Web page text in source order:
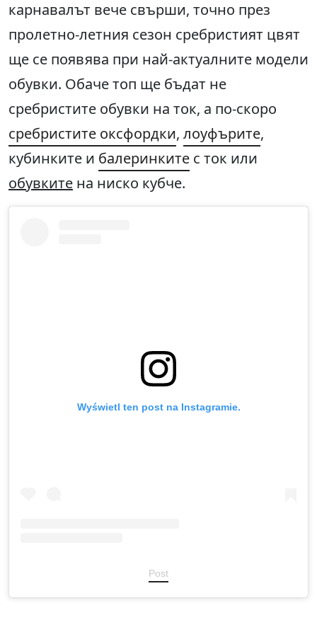
карнавалът вече свърши, точно през
пролетно-летния сезон сребристият цвят
ще се появява при най-актуалните модели
обувки. Обаче топ ще бъдат не
сребристите обувки на ток, а по-скоро
сребристите оксфордки, лоуфърите,
кубинките и балеринките с ток или
обувките на ниско кубче.
Wyświetl ten post na Instagramie.
Post